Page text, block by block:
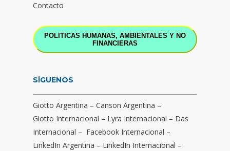
Contacto
POLITICAS HUMANAS, AMBIENTALES Y NO
FINANCIERAS
SÍGUENOS
Giotto Argentina – Canson Argentina –
Giotto Internacional – Lyra Internacional – Das
Internacional – Facebook Internacional –
LinkedIn Argentina – LinkedIn Internacional –